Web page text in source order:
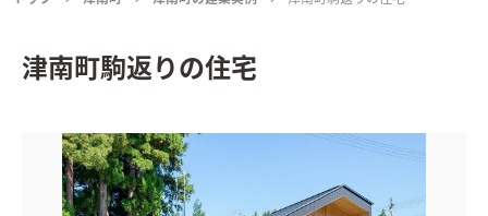
津南町駒返りの住宅